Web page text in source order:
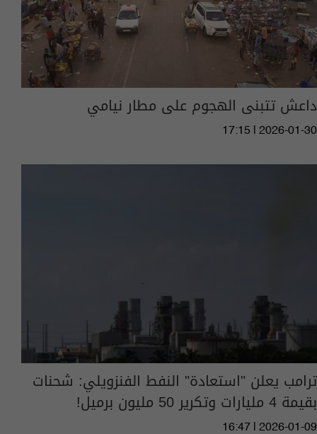
داعش تتبنى الهجوم على مطار نيامي
17:15 | 2026-01-30
ترامب يعلن "استعادة" النفط الفنزويلي: شحنات
بقيمة 4 مليارات وتكرير 50 مليون برميل!
16:47 | 2026-01-09